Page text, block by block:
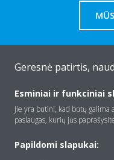
Apie Daikin
Geresnė patirtis,
Esminiai ir funkciniai
Jie yra būtini, kad būtų
paslaugas, kurių jūs
Papildomi slapukai: